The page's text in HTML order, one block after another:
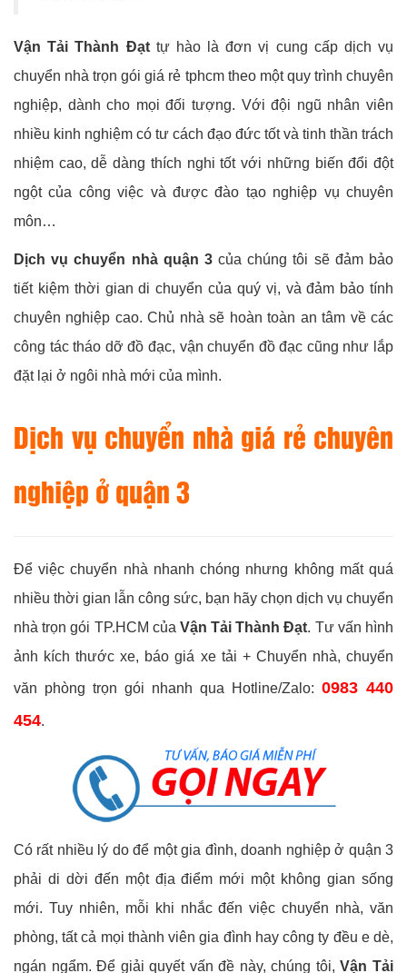
Vận Tải Thành Đạttự hào là đơn vị cung cấp dịch vụ
chuyển nhà trọn gói giá rẻ tphcm theo một quy trình chuyên
nghiệp, dành cho mọi đối tượng. Với đội ngũ nhân viên
nhiều kinh nghiệm có tư cách đạo đức tốt và tinh thần trách
nhiệm cao, dễ dàng thích nghi tốt với những biến đổi đột
ngột của công việc và được đào tạo nghiệp vụ chuyên
môn…
Dịch vụ chuyển nhà quận 3của chúng tôi sẽ đảm bảo
tiết kiệm thời gian di chuyển của quý vị, và đảm bảo tính
chuyên nghiệp cao. Chủ nhà sẽ hoàn toàn an tâm về các
công tác tháo dỡ đồ đạc, vận chuyển đồ đạc cũng như lắp
đặt lại ở ngôi nhà mới của mình.
Dịch vụ chuyển nhà giá rẻ chuyên
nghiệp ở quận 3
Để việc chuyển nhà nhanh chóng nhưng không mất quá
nhiều thời gian lẫn công sức, bạn hãy chọn dịch vụ chuyển
nhà trọn gói TP.HCM của Vận Tải Thành Đạt. Tư vấn hình
ảnh kích thước xe, báo giá xe tải + Chuyển nhà, chuyển
văn phòng trọn gói nhanh qua Hotline/Zalo: 0983 440
454.
Có rất nhiều lý do để một gia đình, doanh nghiệp ở quận 3
phải di dời đến một địa điểm mới một không gian sống
mới. Tuy nhiên, mỗi khi nhắc đến việc chuyển nhà, văn
phòng, tất cả mọi thành viên gia đình hay công ty đều e dè,
ngán ngẩm. Để giải quyết vấn đề này, chúng tôi,Vận Tải